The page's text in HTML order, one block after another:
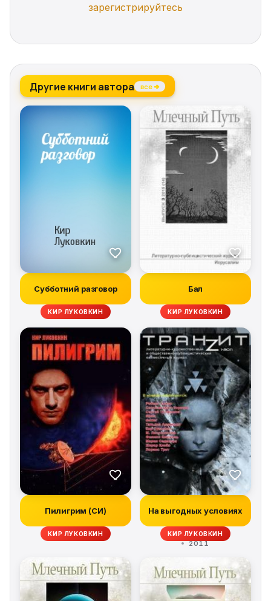
зарегистрируйтесь
Другие книги автора все →
Субботний разговор
КИР ЛУКОВКИН
Бал
КИР ЛУКОВКИН
Пилигрим (СИ)
КИР ЛУКОВКИН
На выгодных условиях
КИР ЛУКОВКИН
2011